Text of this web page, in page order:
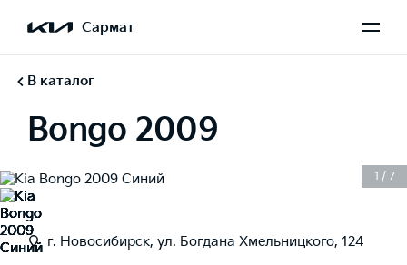
Сармат
В каталог
Bongo 2009
1 / 7
г. Новосибирск, ул. Богдана Хмельницкого, 124